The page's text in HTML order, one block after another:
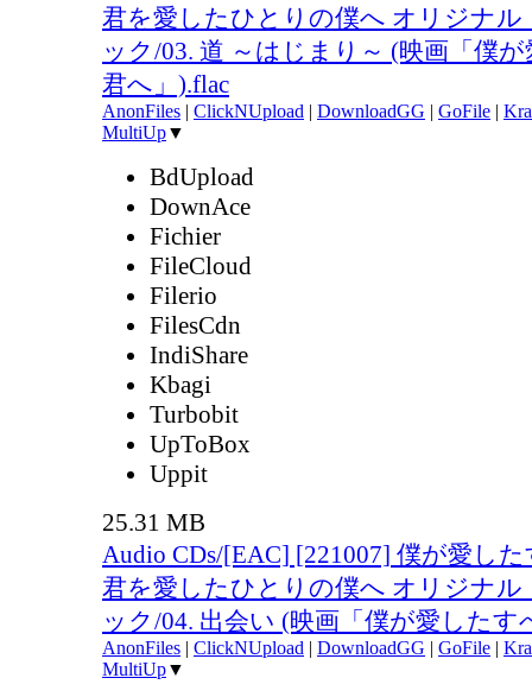
君を愛したひとりの僕へ オリジナ
ック/03. 道 ～はじまり～ (映画「僕
君へ」).flac
AnonFiles | ClickNUpload | DownloadGG | GoFile |
MultiUp▼
BdUpload
DownAce
Fichier
FileCloud
Filerio
FilesCdn
IndiShare
Kbagi
Turbobit
UpToBox
Uppit
25.31 MB
Audio CDs/[EAC] [221007] 僕が愛し
君を愛したひとりの僕へ オリジナ
ック/04. 出会い (映画「僕が愛したす
AnonFiles | ClickNUpload | DownloadGG | GoFile |
MultiUp▼